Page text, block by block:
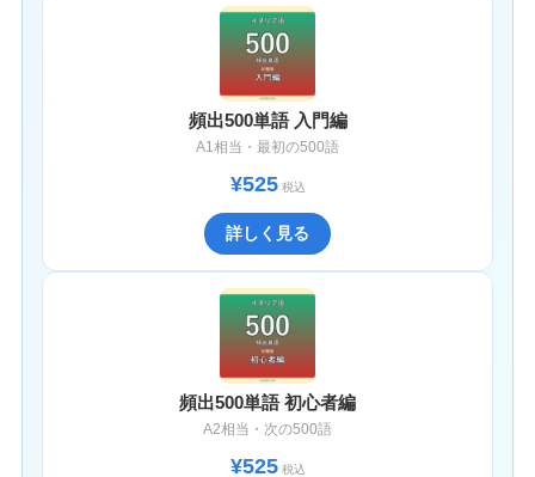
頻出500単語 入門編
A1相当・最初の500語
¥525税込
詳しく見る
頻出500単語 初心者編
A2相当・次の500語
¥525税込